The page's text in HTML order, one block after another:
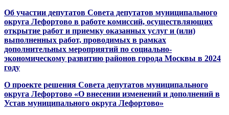
Об участии депутатов Совета депутатов муниципального
округа Лефортово в работе комиссий, осуществляющих
открытие работ и приемку оказанных услуг и (или)
выполненных работ, проводимых в рамках
дополнительных мероприятий по социально-
экономическому развитию районов города Москвы в 2024
году
О проекте решения Совета депутатов муниципального
округа Лефортово «О внесении изменений и дополнений в
Устав муниципального округа Лефортово»